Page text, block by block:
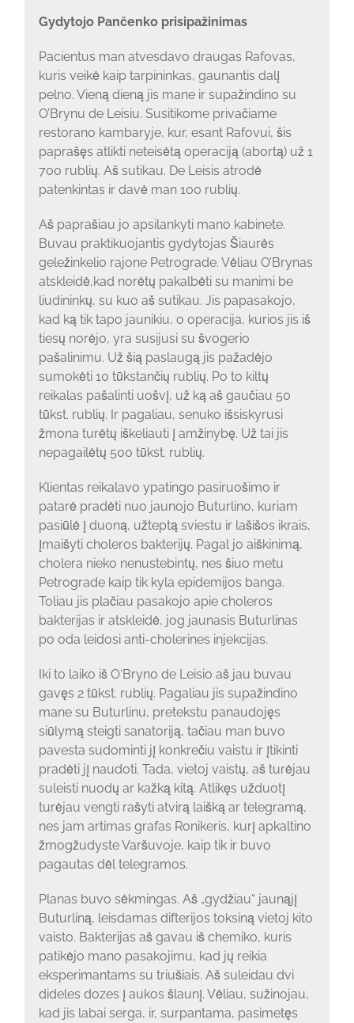
Gydytojo Pančenko prisipažinimas
Pacientus man atvesdavo draugas Rafovas,
kuris veikė kaip tarpininkas, gaunantis dalį
pelno. Vieną dieną jis mane ir supažindino su
O’Brynu de Leisiu. Susitikome privačiame
restorano kambaryje, kur, esant Rafovui, šis
paprašęs atlikti neteisėtą operaciją (abortą) už 1
700 rublių. Aš sutikau. De Leisis atrodė
patenkintas ir davė man 100 rublių.
Aš paprašiau jo apsilankyti mano kabinete.
Buvau praktikuojantis gydytojas Šiaurės
geležinkelio rajone Petrograde. Vėliau O’Brynas
atskleidė,kad norėtų pakalbėti su manimi be
liudininkų, su kuo aš sutikau. Jis papasakojo,
kad ką tik tapo jaunikiu, o operacija, kurios jis iš
tiesų norėjo, yra susijusi su švogerio
pašalinimu. Už šią paslaugą jis pažadėjo
sumokėti 10 tūkstančių rublių. Po to kiltų
reikalas pašalinti uošvį, už ką aš gaučiau 50
tūkst. rublių. Ir pagaliau, senuko išsiskyrusi
žmona turėtų iškeliauti į amžinybę. Už tai jis
nepagailėtų 500 tūkst. rublių.
Klientas reikalavo ypatingo pasiruošimo ir
patarė pradėti nuo jaunojo Buturlino, kuriam
pasiūlė į duoną, užteptą sviestu ir lašišos ikrais,
įmaišyti choleros bakterijų. Pagal jo aiškinimą,
cholera nieko nenustebintų, nes šiuo metu
Petrograde kaip tik kyla epidemijos banga.
Toliau jis plačiau pasakojo apie choleros
bakterijas ir atskleidė, jog jaunasis Buturlinas
po oda leidosi anti-cholerines injekcijas.
Iki to laiko iš O‘Bryno de Leisio aš jau buvau
gavęs 2 tūkst. rublių. Pagaliau jis supažindino
mane su Buturlinu, pretekstu panaudojęs
siūlymą steigti sanatoriją, tačiau man buvo
pavesta sudominti jį konkrečiu vaistu ir įtikinti
pradėti jį naudoti. Tada, vietoj vaistų, aš turėjau
suleisti nuodų ar kažką kitą. Atlikęs užduotį
turėjau vengti rašyti atvirą laišką ar telegramą,
nes jam artimas grafas Ronikeris, kurį apkaltino
žmogžudyste Varšuvoje, kaip tik ir buvo
pagautas dėl telegramos.
Planas buvo sėkmingas. Aš „gydžiau“ jaunąjį
Buturliną, leisdamas difterijos toksiną vietoj kito
vaisto. Bakterijas aš gavau iš chemiko, kuris
patikėjo mano pasakojimu, kad jų reikia
eksperimantams su triušiais. Aš suleidau dvi
dideles dozes į aukos šlaunį. Vėliau, sužinojau,
kad jis labai serga, ir, surpantama, pasimetęs